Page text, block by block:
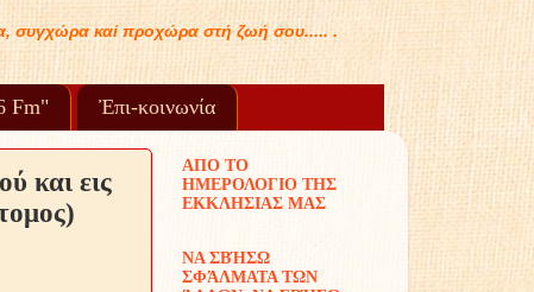
σου..... .
Fm" Ἐπι-κοινωνία
και εις
ΑΠΟ ΤΟ
ΗΜΕΡΟΛΟΓΙΟ ΤΗΣ
ΕΚΚΛΗΣΙΑΣ ΜΑΣ
ΝΑ ΣΒΉΣΩ
ΣΦΆΛΜΑΤΑ ΤΩΝ